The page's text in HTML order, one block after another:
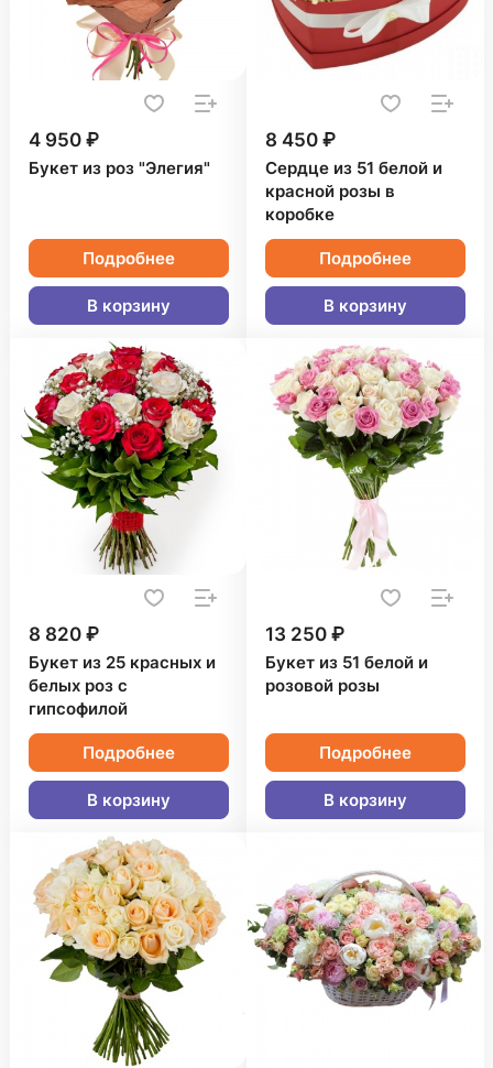
4 950 ₽
Букет из роз "Элегия"
Подробнее
В корзину
8 450 ₽
Сердце из 51 белой и
красной розы в
коробке
Подробнее
В корзину
8 820 ₽
Букет из 25 красных и
белых роз с
гипсофилой
Подробнее
В корзину
13 250 ₽
Букет из 51 белой и
розовой розы
Подробнее
В корзину